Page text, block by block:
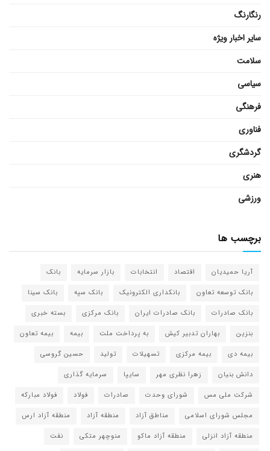
رنگارنگ
سایر اخبار ویژه
سلامت
سیاسی
فرهنگی
فناوری
گردشگری
هنری
ورزشی
برچسب ها
آریا حمیدیان اقتصاد انتخابات بازار سرمایه
بانک
بانک توسعه تعاون
بانکداری الکترونیک بانک سپه
بانک سینا
بانک صادرات
بانک صادرات ایران بانک مرکزی
بسته خبری
بنزین
بهاران تدبیر کیش به پرداخت ملت بیمه
بیمه تعاون
بیمه دی
بیمه مرکزی تسهیلات تولید
حسین گروسی
دانش بنیان
زهرا نظری مهر سایپا
سرمایه گذاری
شرکت ملی مس
شورای وحدت صادرات فولاد
فولاد مبارکه
مجلس شورای اسلامی
مناطق آزاد منطقه آزاد
منطقه آزاد ارس
منطقه آزاد انزلی
منطقه آزاد ماکو منوچهر متکی
نفت